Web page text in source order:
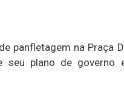
panfletagem na Praça
seu plano de